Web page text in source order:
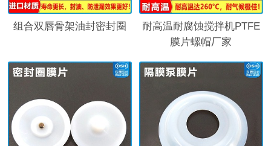
组合双唇骨架油封密封圈
耐高温耐腐蚀搅拌机PTFE
膜片螺帽厂家